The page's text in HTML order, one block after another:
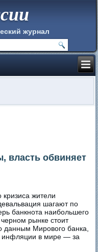
журнал
власть обвиняет
кризиса жители
шагают по
банкнота наибольшего
рынке стоит
данным Мирового банка,
инфляции в мире — за